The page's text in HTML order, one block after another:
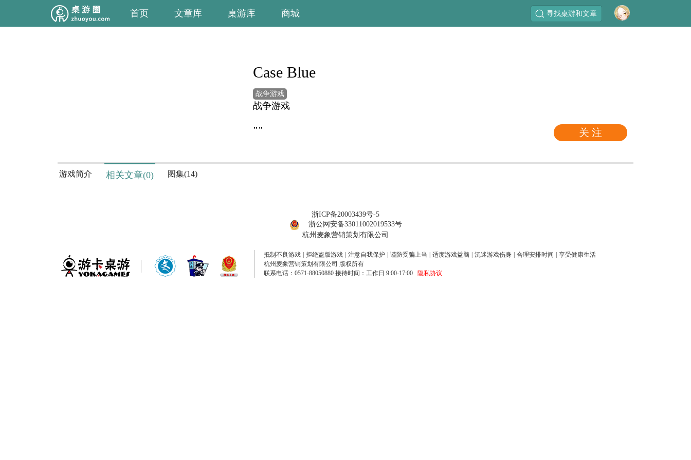
首页 文章库 桌游库 商城 寻找桌游和文章
关 注
Case Blue
战争游戏
战争游戏
""
游戏简介 相关文章(0) 图集(14)
浙ICP备20003439号-5
浙公网安备33011002019533号
杭州麦象营销策划有限公司
抵制不良游戏 拒绝盗版游戏 注意自我保护 谨防受骗上当 适度游戏益脑 沉迷游戏伤身 合理安排时间
享受健康生活
杭州麦象营销策划有限公司 版权所有
联系电话：0571-88050880 接待时间：工作日 9:00-17:00
隐私协议